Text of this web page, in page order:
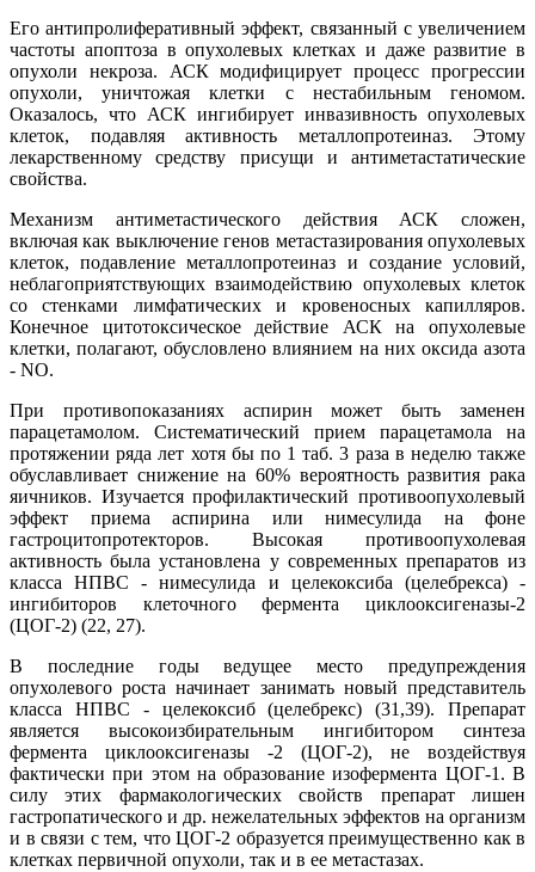
Его антипролиферативный эффект, связанный с увеличением
частоты апоптоза в опухолевых клетках и даже развитие в
опухоли некроза. АСК модифицирует процесс прогрессии
опухоли, уничтожая клетки с нестабильным геномом.
Оказалось, что АСК ингибирует инвазивность опухолевых
клеток, подавляя активность металлопротеиназ. Этому
лекарственному средству присущи и антиметастатические
свойства.
Механизм антиметастического действия АСК сложен,
включая как выключение генов метастазирования опухолевых
клеток, подавление металлопротеиназ и создание условий,
неблагоприятствующих взаимодействию опухолевых клеток
со стенками лимфатических и кровеносных капилляров.
Конечное цитотоксическое действие АСК на опухолевые
клетки, полагают, обусловлено влиянием на них оксида азота
- NO.
При противопоказаниях аспирин может быть заменен
парацетамолом. Систематический прием парацетамола на
протяжении ряда лет хотя бы по 1 таб. 3 раза в неделю также
обуславливает снижение на 60% вероятность развития рака
яичников. Изучается профилактический противоопухолевый
эффект приема аспирина или нимесулида на фоне
гастроцитопротекторов. Высокая противоопухолевая
активность была установлена у современных препаратов из
класса НПВС - нимесулида и целекоксиба (целебрекса) -
ингибиторов клеточного фермента циклооксигеназы-2
(ЦОГ-2) (22, 27).
В последние годы ведущее место предупреждения
опухолевого роста начинает занимать новый представитель
класса НПВС - целекоксиб (целебрекс) (31,39). Препарат
является высокоизбирательным ингибитором синтеза
фермента циклооксигеназы -2 (ЦОГ-2), не воздействуя
фактически при этом на образование изофермента ЦОГ-1. В
силу этих фармакологических свойств препарат лишен
гастропатического и др. нежелательных эффектов на организм
и в связи с тем, что ЦОГ-2 образуется преимущественно как в
клетках первичной опухоли, так и в ее метастазах.